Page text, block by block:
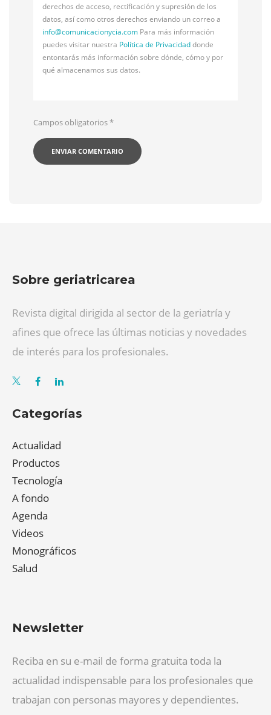
derechos de acceso, rectificación y supresión de los
datos, así como otros derechos enviando un correo a
info@comunicacionycia.com Para más información
puedes visitar nuestra Política de Privacidaddonde
entontarás más información sobre dónde, cómo y por
qué almacenamos sus datos.
Campos obligatorios*
Sobre geriatricarea
Revista digital dirigida al sector de la geriatría y
afines que ofrece las últimas noticias y novedades
de interés para los profesionales.
Categorías
Actualidad
Productos
Tecnología
A fondo
Agenda
Videos
Monográficos
Salud
Newsletter
Reciba en su e-mail de forma gratuita toda la
actualidad indispensable para los profesionales que
trabajan con personas mayores y dependientes.